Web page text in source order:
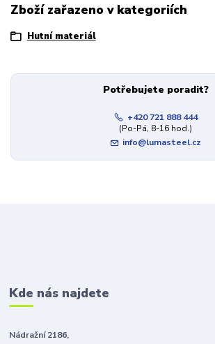
Zboží zařazeno v kategoriích
Hutní materiál
Potřebujete poradit?
+420 721 888 444
(Po-Pá, 8-16 hod.)
info@lumasteel.cz
Kde nás najdete
Nádražní 2186,